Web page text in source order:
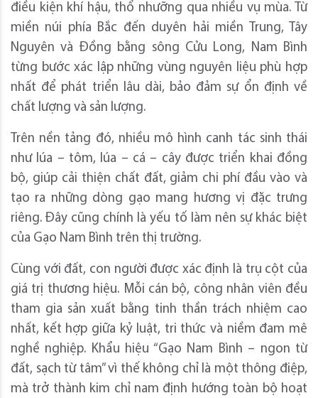
điều kiện khí hậu, thổ nhưỡng qua nhiều vụ mùa. Từ
miền núi phía Bắc đến duyên hải miền Trung, Tây
Nguyên và Đồng bằng sông Cửu Long, Nam Bình
từng bước xác lập những vùng nguyên liệu phù hợp
nhất để phát triển lâu dài, bảo đảm sự ổn định về
chất lượng và sản lượng.
Trên nền tảng đó, nhiều mô hình canh tác sinh thái
như lúa – tôm, lúa – cá – cây được triển khai đồng
bộ, giúp cải thiện chất đất, giảm chi phí đầu vào và
tạo ra những dòng gạo mang hương vị đặc trưng
riêng. Đây cũng chính là yếu tố làm nên sự khác biệt
của Gạo Nam Bình trên thị trường.
Cùng với đất, con người được xác định là trụ cột của
giá trị thương hiệu. Mỗi cán bộ, công nhân viên đều
tham gia sản xuất bằng tinh thần trách nhiệm cao
nhất, kết hợp giữa kỷ luật, tri thức và niềm đam mê
nghề nghiệp. Khẩu hiệu “Gạo Nam Bình – ngon từ
đất, sạch từ tâm” vì thế không chỉ là một thông điệp,
mà trở thành kim chỉ nam định hướng toàn bộ hoạt